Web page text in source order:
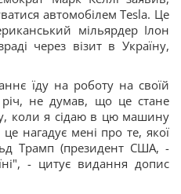
автомобілем Tesla. Це
мільярдер Ілон
через візит в Україну,
їду на роботу на своїй
не думав, що це стане
коли я сідаю в цю машину
нагадує мені про те, якої
Трамп (президент США, -
- цитує видання допис